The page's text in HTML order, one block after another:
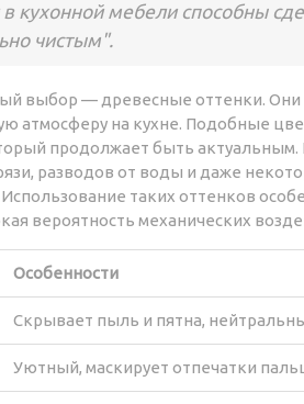
в кухонной мебели способны
чистым".
выбор — древесные оттенки. Они
атмосферу на кухне. Подобные
продолжает быть
разводов от воды и даже
таких оттенков
вероятность механических
Особенности
Скрывает пыль и пятна,
Уютный, маскирует отпечатки